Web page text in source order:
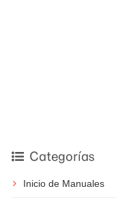
Categorías
Inicio de Manuales